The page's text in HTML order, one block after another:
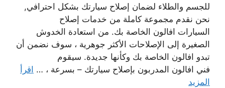
للجسم والطلاء لضمان إصلاح سيارتك بشكل احترافي,
نحن نقدم مجموعة كاملة من خدمات إصلاح
السيارات افالون الخاصة بك. من استعادة الخدوش
الصغيرة إلى الإصلاحات الأكثر جوهرية ، سوف نضمن أن
تبدو افالون الخاصة بك وكأنها جديدة. سيقوم
فني افالون المدربون بإصلاح سيارتك – بسرعة ، … اقرأ
المزيد